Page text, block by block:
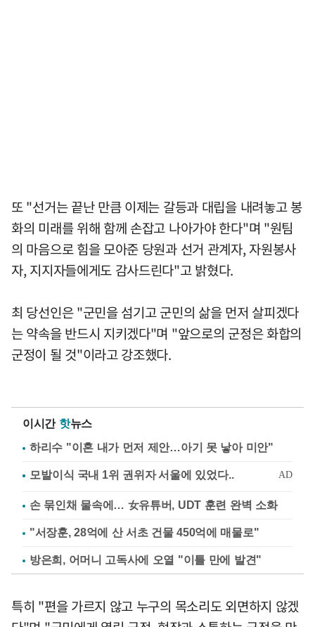
또 "선거는 끝난 만큼 이제는 갈등과 대립을 내려놓고 봉
화의 미래를 위해 함께 손잡고 나아가야 한다"며 "원팀
의 마음으로 힘을 모아준 당원과 선거 관계자, 자원봉사
자, 지지자들에게도 감사드린다"고 밝혔다.
최 당선인은 "군민을 섬기고 군민의 삶을 먼저 살피겠다
는 약속을 반드시 지키겠다"며 "앞으로의 군정은 화합의
군정이 될 것"이라고 강조했다.
이시간 핫뉴스
하리수 "이혼 내가 먼저 제안…아기 못 낳아 미안"
손 묶인채 물속에… 女유튜버, UDT 훈련 완벽 소화
"서장훈, 28억에 산 서초 건물 450억에 매물로"
방은희, 어머니 고독사에 오열 "이틀 만에 발견"
특히 "편을 가르지 않고 누구의 목소리도 외면하지 않겠